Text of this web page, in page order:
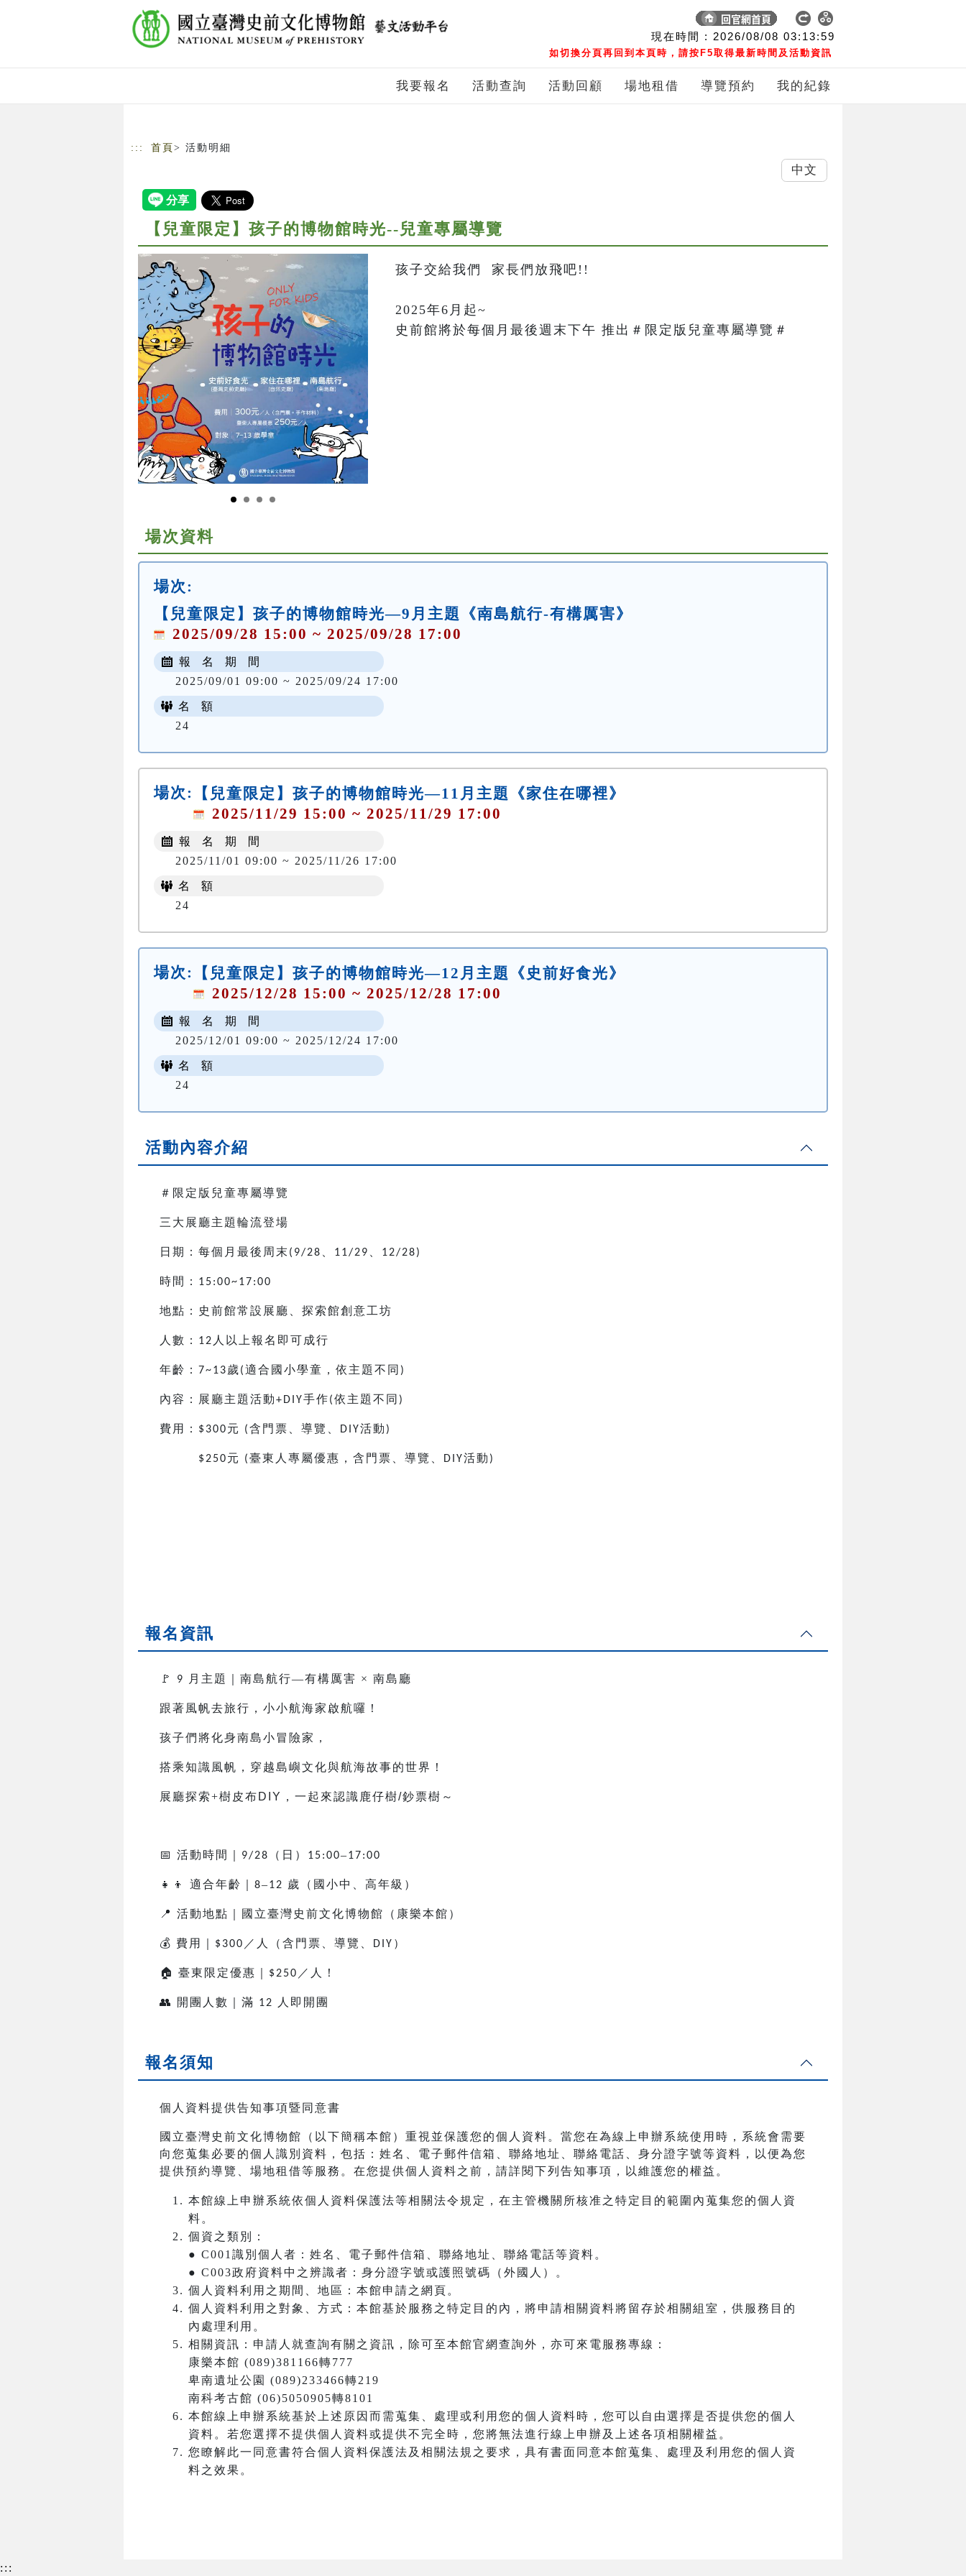
現在時間 : 2026/08/08 03:14:00
如切換分頁再回到本頁時，請按F5取得最新時間及活動資訊
我要報名 活動查詢 活動回顧 場地租借 導覽預約 我的紀錄
::: 首頁 > 活動明細
【兒童限定】孩子的博物館時光--兒童專屬導覽
孩子交給我們  家長們放飛吧!!
2025年6月起~
史前館將於每個月最後週末下午 推出＃限定版兒童專屬導覽＃
場次資料
場次:
【兒童限定】孩子的博物館時光—9月主題《南島航行-有構厲害》
2025/09/28 15:00 ~ 2025/09/28 17:00
報 名 期 間
2025/09/01 09:00 ~ 2025/09/24 17:00
名 額
24
場次:
【兒童限定】孩子的博物館時光—11月主題《家住在哪裡》
2025/11/29 15:00 ~ 2025/11/29 17:00
報 名 期 間
2025/11/01 09:00 ~ 2025/11/26 17:00
名 額
24
場次:
【兒童限定】孩子的博物館時光—12月主題《史前好食光》
2025/12/28 15:00 ~ 2025/12/28 17:00
報 名 期 間
2025/12/01 09:00 ~ 2025/12/24 17:00
名 額
24
活動內容介紹
＃限定版兒童專屬導覽
三大展廳主題輪流登場
日期：每個月最後周末 (9/28 11/29 12/28)
時間： 15:00~17:00
地點：史前館常設展廳、探索館創意工坊
人數： 12 人以上報名即可成行
年齡： 7~13歲(適合國小學童，依主題不同 )
內容：展廳主題活動+DIY手作(依主題不同 )
費用： $300元 (含門票、導覽、 DIY活動 )
$250元 (臺東人專屬優惠，含門票、導覽、 DIY活動 )
報名資訊
🚩 9 月主題｜南島航行—有構厲害 × 南島廳
跟著風帆去旅行，小小航海家啟航囉！
孩子們將化身南島小冒險家，
搭乘知識風帆，穿越島嶼文化與航海故事的世界！
展廳探索+樹皮布 DIY ，一起來認識鹿仔樹/鈔票樹～
📅 活動時間｜ 9/28 （日） 15:00–17:00
👧👦 適合年齡｜ 8–12 歲（國小中、高年級）
📍 活動地點｜國立臺灣史前文化博物館（康樂本館）
💰 費用｜ $300 ／人（含門票、導覽、 DIY ）
🏠 臺東限定優惠｜ $250 ／人！
👥 開團人數｜滿 12 人即開團
報名須知
個人資料提供告知事項暨同意書
國立臺灣史前文化博物館（以下簡稱本館）重視並保護您的個人資料。當您在為線上申辦系統使用時，系統會需要
向您蒐集必要的個人識別資料，包括：姓名、電子郵件信箱、聯絡地址、聯絡電話、身分證字號等資料，以便為您
提供預約導覽、場地租借等服務。在您提供個人資料之前，請詳閱下列告知事項，以維護您的權益。
本館線上申辦系統依個人資料保護法等相關法令規定，在主管機關所核准之特定目的範圍內蒐集您的個人資
料。
個資之類別：
● C001識別個人者：姓名、電子郵件信箱、聯絡地址、聯絡電話等資料。
● C003政府資料中之辨識者：身分證字號或護照號碼（外國人）。
個人資料利用之期間、地區：本館申請之網頁。
個人資料利用之對象、方式：本館基於服務之特定目的內，將申請相關資料將留存於相關組室，供服務目的
內處理利用。
相關資訊：申請人就查詢有關之資訊，除可至本館官網查詢外，亦可來電服務專線：
康樂本館 (089)381166轉777
卑南遺址公園 (089)233466轉219
南科考古館 (06)5050905轉8101
本館線上申辦系統基於上述原因而需蒐集、處理或利用您的個人資料時，您可以自由選擇是否提供您的個人
資料。若您選擇不提供個人資料或提供不完全時，您將無法進行線上申辦及上述各項相關權益。
您瞭解此一同意書符合個人資料保護法及相關法規之要求，具有書面同意本館蒐集、處理及利用您的個人資
料之效果。
:::